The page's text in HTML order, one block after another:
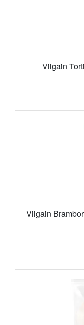
Vilgain
Vilgain